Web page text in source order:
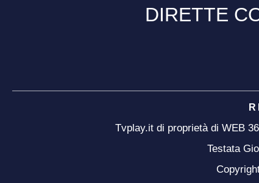
DIRETTE
Tvplay.it di proprietà di WEB
Testata